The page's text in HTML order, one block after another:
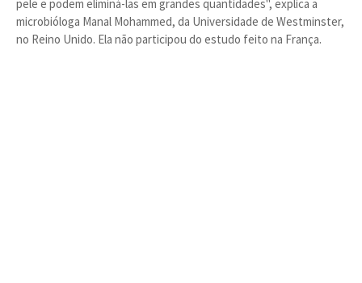
pele e podem eliminá-las em grandes quantidades", explica a
microbióloga Manal Mohammed, da Universidade de Westminster,
no Reino Unido. Ela não participou do estudo feito na França.